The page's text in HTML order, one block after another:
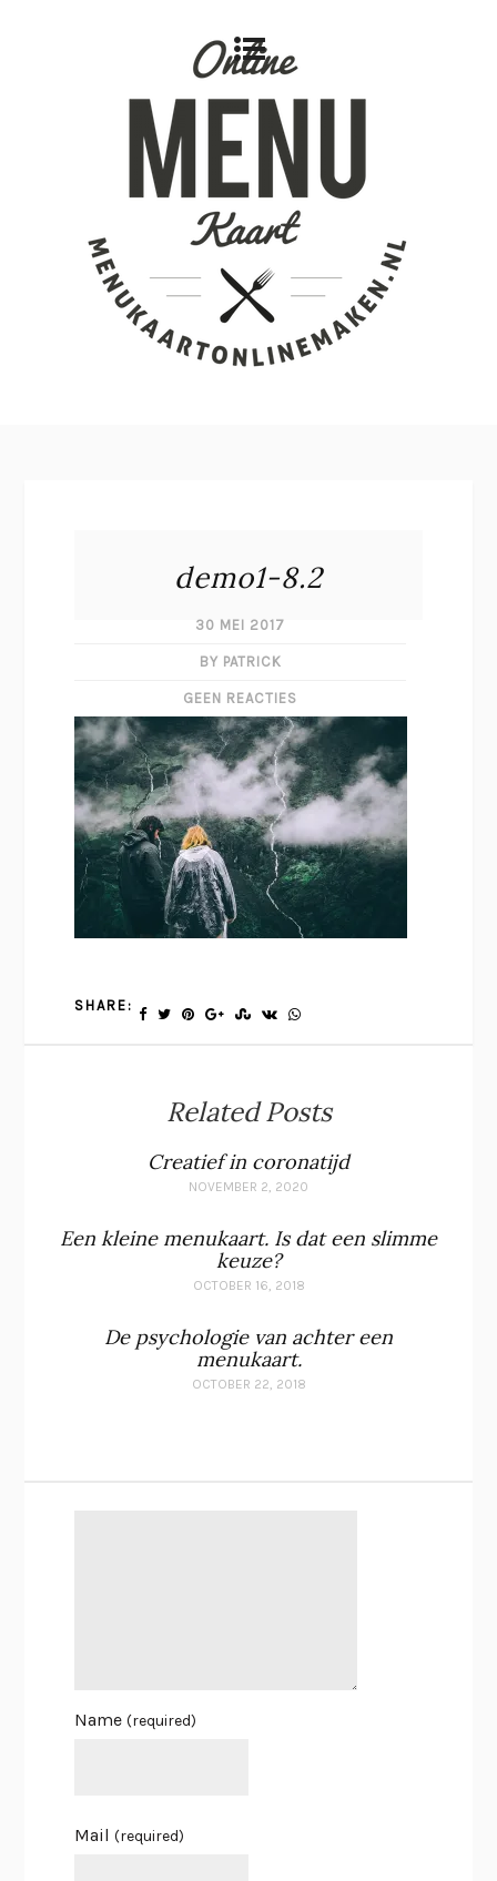
demo1-8.2
30 MEI 2017
BY PATRICK
GEEN REACTIES
SHARE:
Related Posts
Creatief in coronatijd
NOVEMBER 2, 2020
Een kleine menukaart. Is dat een slimme
keuze?
OCTOBER 16, 2018
De psychologie van achter een
menukaart.
OCTOBER 22, 2018
Name(required)
Mail(required)